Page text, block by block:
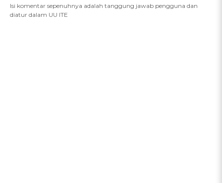
Isi komentar sepenuhnya adalah tanggung jawab pengguna dan
diatur dalam UU ITE